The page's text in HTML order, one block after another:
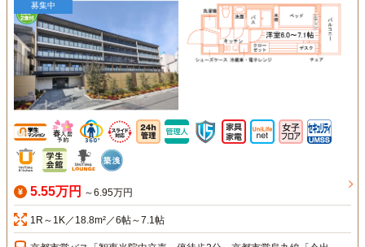
募集中
5.55万円 ～6.95万円
1R～1K／18.8m²／6帖～7.1帖